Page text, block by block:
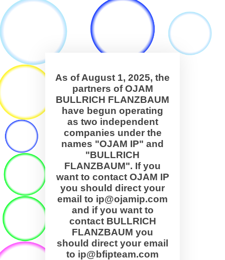
As of August 1, 2025, the
partners of OJAM
BULLRICH FLANZBAUM
have begun operating
as two independent
companies under the
names "OJAM IP" and
"BULLRICH
FLANZBAUM". If you
want to contact OJAM IP
you should direct your
email to ip@ojamip.com
and if you want to
contact BULLRICH
FLANZBAUM you
should direct your email
to ip@bfipteam.com